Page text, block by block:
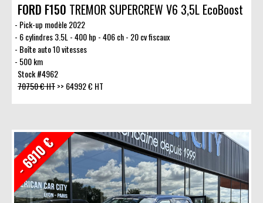
FORD F150 TREMOR SUPERCREW V6 3,5L EcoBoost
Pick-up modèle 2022
6 cylindres 3.5L - 400 hp - 406 ch - 20 cv fiscaux
Boîte auto 10 vitesses
500 km
Stock #4962
70750 € HT>> 64992 € HT
- 6910 €